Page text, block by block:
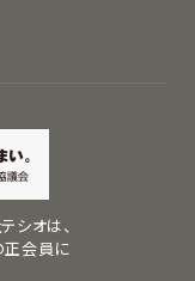
シオは、
正会員に